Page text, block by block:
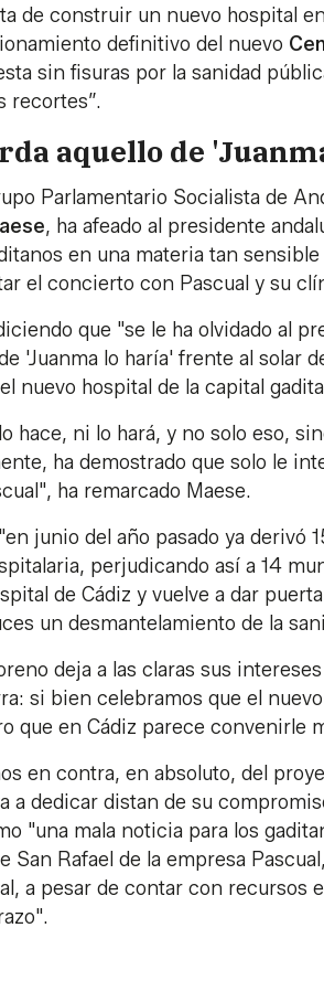
de construir un nuevo hospital
definitivo del nuevo
sin fisuras por la sanidad
recortes”.
aquello de
Parlamentario Socialista de
, ha afeado al presidente
en una materia tan
el concierto con Pascual y su
que "se le ha olvidado al
'Juanma lo haría' frente al solar
nuevo hospital de la capital
hace, ni lo hará, y no solo eso,
ha demostrado que solo le
ha remarcado Maese.
junio del año pasado ya derivó
perjudicando así a 14
de Cádiz y vuelve a dar
un desmantelamiento de la
deja a las claras sus
si bien celebramos que el
que en Cádiz parece convenirle
en contra, en absoluto, del
a dedicar distan de su
"una mala noticia para los
San Rafael de la empresa
a pesar de contar con recursos